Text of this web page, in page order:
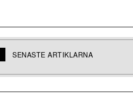
SENASTE ARTIKLARNA